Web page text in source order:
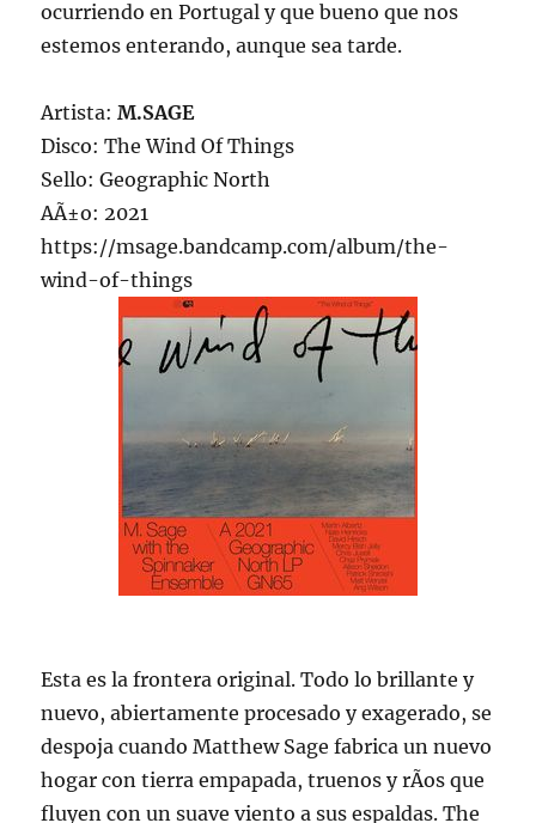
ocurriendo en Portugal y que bueno que nos
estemos enterando, aunque sea tarde.
Artista:M.SAGE
Disco: The Wind Of Things
Sello: Geographic North
AÃ±o: 2021
https://msage.bandcamp.com/album/the-
wind-of-things
Esta es la frontera original. Todo lo brillante y
nuevo, abiertamente procesado y exagerado, se
despoja cuando Matthew Sage fabrica un nuevo
hogar con tierra empapada, truenos y rÃ­os que
fluyen con un suave viento a sus espaldas. The